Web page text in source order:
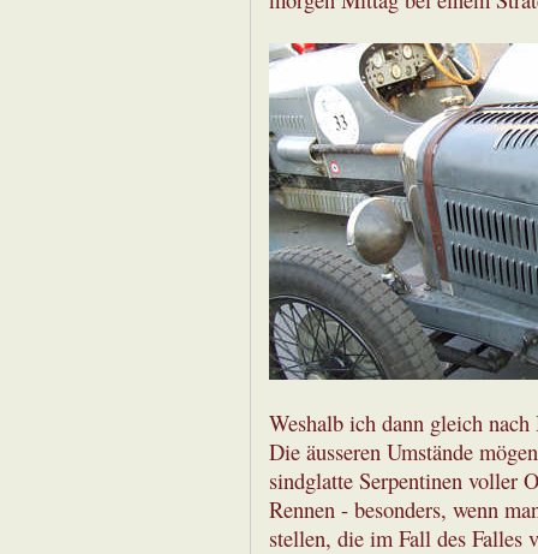
Weshalb ich dann gleich
Die äusseren Umstände
sindglatte Serpentinen voller
Rennen - besonders, wenn
stellen, die im Fall des Falles